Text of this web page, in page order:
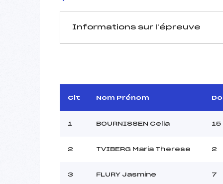
Informations sur l’épreuve
Arbitre :
Assistant :
MANCHE 1
Clt Nom Prénom
1 BOURNISSEN Celia 15
2 TVIBERG Maria Therese 2
3 FLURY Jasmine 7